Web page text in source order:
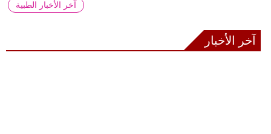
آخر الأخبار الطبية
آخر الأخبار